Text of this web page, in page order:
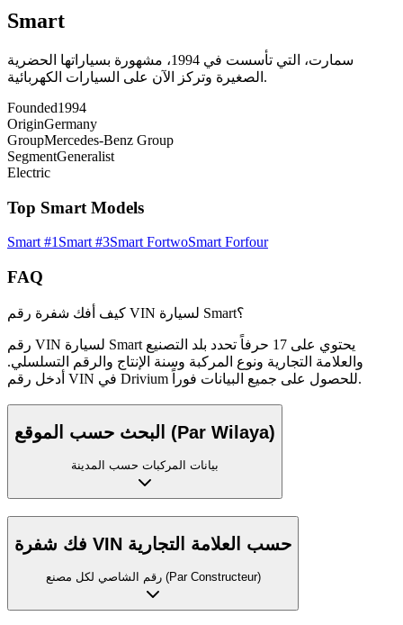
Smart
سمارت، التي تأسست في 1994، مشهورة بسياراتها الحضرية
الصغيرة وتركز الآن على السيارات الكهربائية.
Founded1994
OriginGermany
GroupMercedes-Benz Group
SegmentGeneralist
Electric
Top Smart Models
Smart #1Smart #3Smart FortwoSmart Forfour
FAQ
كيف أفك شفرة رقم VIN لسيارة Smart؟
رقم VIN لسيارة Smart يحتوي على 17 حرفاً تحدد بلد التصنيع
والعلامة التجارية ونوع المركبة وسنة الإنتاج والرقم التسلسلي.
أدخل رقم VIN في Drivium للحصول على جميع البيانات فوراً.
البحث حسب الموقع (Par Wilaya)
بيانات المركبات حسب المدينة
فك شفرة VIN حسب العلامة التجارية
رقم الشاصي لكل مصنع (Par Constructeur)